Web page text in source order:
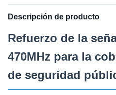
Descripción de producto
Refuerzo de la
470MHz para la
de seguridad